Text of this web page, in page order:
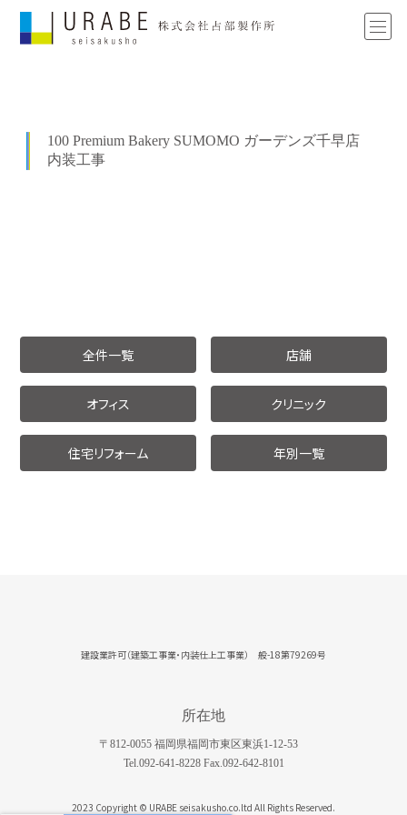
100 Premium Bakery SUMOMO ガーデンズ千早店
内装工事
全件一覧 店舗
オフィス クリニック
住宅リフォーム 年別一覧
建設業許可（建築工事業・内装仕上工事業） 般-18第79269号
所在地
〒812-0055 福岡県福岡市東区東浜1-12-53
Tel.092-641-8228 Fax.092-642-8101
2023 Copyright © URABE seisakusho.co.ltd All Rights Reserved.